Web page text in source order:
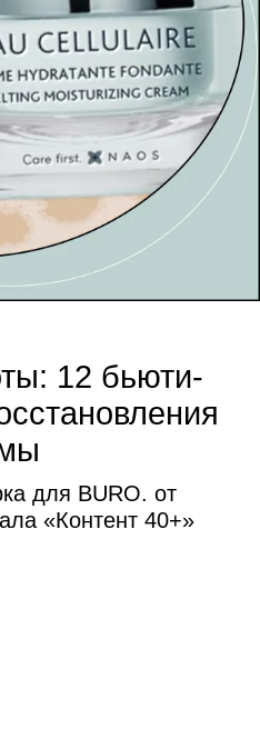
12 бьюти-
для BURO. от
«Контент 40+»